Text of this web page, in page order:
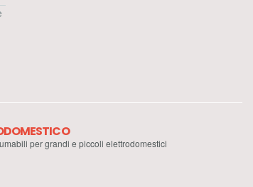
per grandi e piccoli elettrodomestici